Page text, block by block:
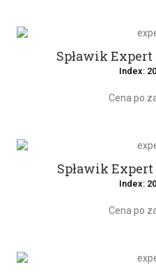
Spławik Expert
Index:
Cena po
Spławik Expert
Index:
Cena po